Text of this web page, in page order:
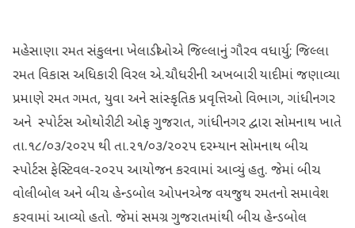
મહેસાણા રમત સંકુલના ખેલાડીઓએ જિલ્લાનું ગૌરવ વધાર્યુ; જિલ્લા
રમત વિકાસ અધિકારી વિરલ એ.ચૌધરીની અખબારી યાદીમાં જણાવ્યા
પ્રમાણે રમત ગમત, યુવા અને સાંસ્કૃતિક પ્રવૃત્તિઓ વિભાગ, ગાંધીનગર
અને સ્પોર્ટસ ઓથોરીટી ઓફ ગુજરાત, ગાંધીનગર દ્વારા સોમનાથ ખાતે
તા.૧૮/૦૩/૨૦૨૫ થી તા.૨૧/૦૩/૨૦૨૫ દરમ્યાન સોમનાથ બીચ
સ્પોર્ટસ ફેસ્ટિવલ-૨૦૨૫ આયોજન કરવામાં આવ્યું હતુ. જેમાં બીચ
વોલીબોલ અને બીચ હેન્ડબોલ ઓ૫નએજ વયજુથ રમતનો સમાવેશ
કરવામાં આવ્યો હતો. જેમાં સમગ્ર ગુજરાતમાંથી બીચ હેન્ડબોલ